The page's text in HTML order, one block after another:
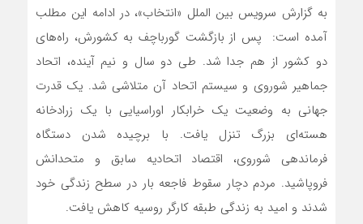
به گزارش سرویس بین الملل «انتخاب»، در ادامه این مطلب
آمده است: پس از بازگشت گورباچف به کشورش، راه‌های
دو کشور از هم جدا شد. طی دو سال و نیم آینده، اتحاد
جماهیر شوروی و سیستم اتحاد آن متلاشی شد. یک قدرت
جهانی به وضعیت یک خرابکار اوراسیایی با یک زرادخانه
هسته‌ای بزرگ تنزل یافت. با برچیده شدن دستگاه
فرماندهی شوروی، اقتصاد اتحادیه سابق و متحدانش
فروپاشید. مردم دچار سقوط فاجعه بار در سطح زندگی خود
شدند و امید به زندگی طبقه کارگر روسیه کاهش یافت.